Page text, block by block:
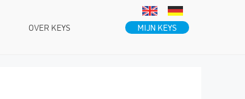
OVER KEYS MIJN KEYS